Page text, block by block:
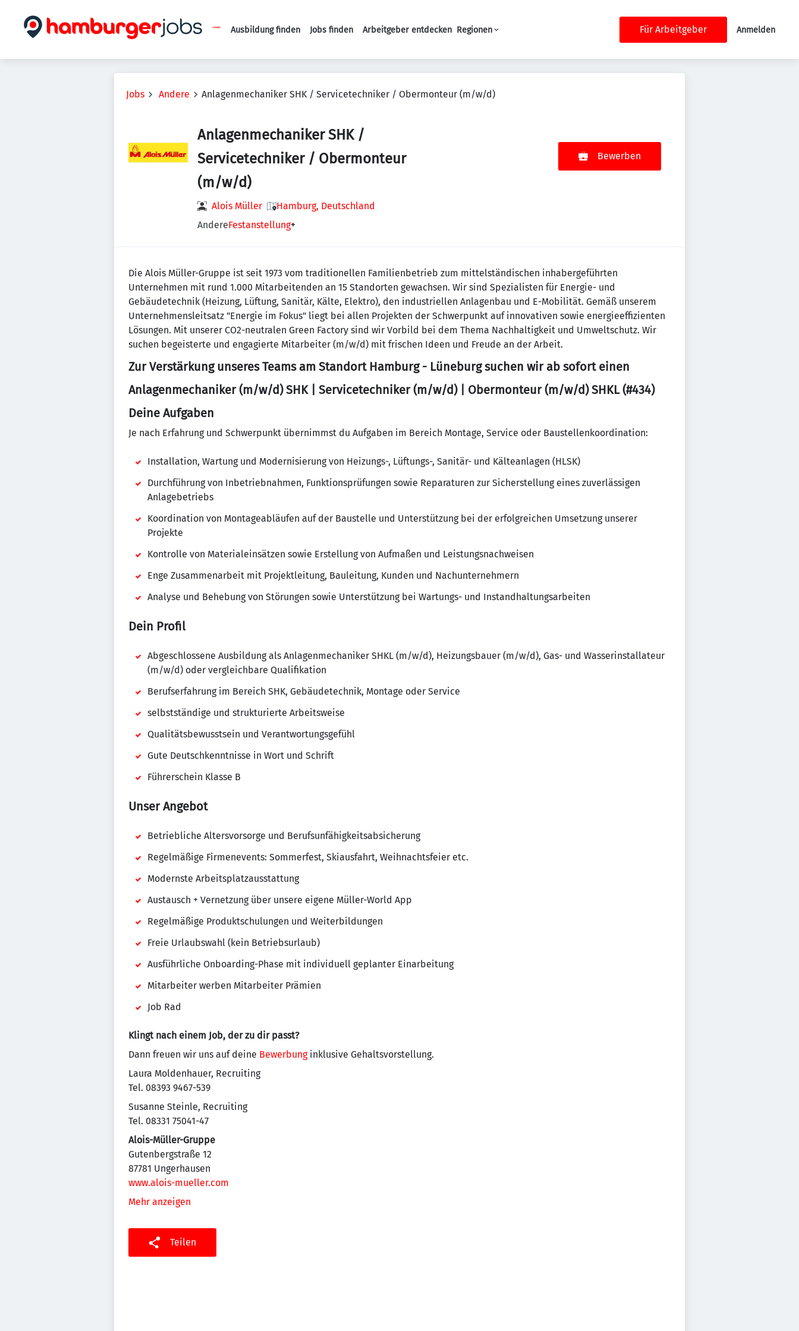
Haupt-Navigation
Ausbildung finden Jobs finden Arbeitgeber entdecken Regionen Für Arbeitgeber Anmelden
Jobs Andere Anlagenmechaniker SHK / Servicetechniker / Obermonteur (m/w/d)
Anlagenmechaniker SHK /
Servicetechniker / Obermonteur
(m/w/d)
Alois Müller
Hamburg, Deutschland
AndereFestanstellung+
Bewerben
Die Alois Müller-Gruppe ist seit 1973 vom traditionellen Familienbetrieb zum mittelständischen inhabergeführten
Unternehmen mit rund 1.000 Mitarbeitenden an 15 Standorten gewachsen. Wir sind Spezialisten für Energie- und
Gebäudetechnik (Heizung, Lüftung, Sanitär, Kälte, Elektro), den industriellen Anlagenbau und E-Mobilität. Gemäß unserem
Unternehmensleitsatz "Energie im Fokus" liegt bei allen Projekten der Schwerpunkt auf innovativen sowie energieeffizienten
Lösungen. Mit unserer CO2-neutralen Green Factory sind wir Vorbild bei dem Thema Nachhaltigkeit und Umweltschutz. Wir
suchen begeisterte und engagierte Mitarbeiter (m/w/d) mit frischen Ideen und Freude an der Arbeit.
Zur Verstärkung unseres Teams am Standort Hamburg - Lüneburg suchen wir ab sofort einen
Anlagenmechaniker (m/w/d) SHK | Servicetechniker (m/w/d) | Obermonteur (m/w/d) SHKL (#434)
Deine Aufgaben
Je nach Erfahrung und Schwerpunkt übernimmst du Aufgaben im Bereich Montage, Service oder Baustellenkoordination:
Installation, Wartung und Modernisierung von Heizungs-, Lüftungs-, Sanitär- und Kälteanlagen (HLSK)
Durchführung von Inbetriebnahmen, Funktionsprüfungen sowie Reparaturen zur Sicherstellung eines zuverlässigen
Anlagebetriebs
Koordination von Montageabläufen auf der Baustelle und Unterstützung bei der erfolgreichen Umsetzung unserer
Projekte
Kontrolle von Materialeinsätzen sowie Erstellung von Aufmaßen und Leistungsnachweisen
Enge Zusammenarbeit mit Projektleitung, Bauleitung, Kunden und Nachunternehmern
Analyse und Behebung von Störungen sowie Unterstützung bei Wartungs- und Instandhaltungsarbeiten
Dein Profil
Abgeschlossene Ausbildung als Anlagenmechaniker SHKL (m/w/d), Heizungsbauer (m/w/d), Gas- und Wasserinstallateur
(m/w/d) oder vergleichbare Qualifikation
Berufserfahrung im Bereich SHK, Gebäudetechnik, Montage oder Service
selbstständige und strukturierte Arbeitsweise
Qualitätsbewusstsein und Verantwortungsgefühl
Gute Deutschkenntnisse in Wort und Schrift
Führerschein Klasse B
Unser Angebot
Betriebliche Altersvorsorge und Berufsunfähigkeitsabsicherung
Regelmäßige Firmenevents: Sommerfest, Skiausfahrt, Weihnachtsfeier etc.
Modernste Arbeitsplatzausstattung
Austausch + Vernetzung über unsere eigene Müller-World App
Regelmäßige Produktschulungen und Weiterbildungen
Freie Urlaubswahl (kein Betriebsurlaub)
Ausführliche Onboarding-Phase mit individuell geplanter Einarbeitung
Mitarbeiter werben Mitarbeiter Prämien
Job Rad
Klingt nach einem Job, der zu dir passt?
Dann freuen wir uns auf deine Bewerbung inklusive Gehaltsvorstellung.
Laura Moldenhauer, Recruiting
Tel. 08393 9467-539
Susanne Steinle, Recruiting
Tel. 08331 75041-47
Alois-Müller-Gruppe
Gutenbergstraße 12
87781 Ungerhausen
www.alois-mueller.com
Mehr anzeigen
Teilen